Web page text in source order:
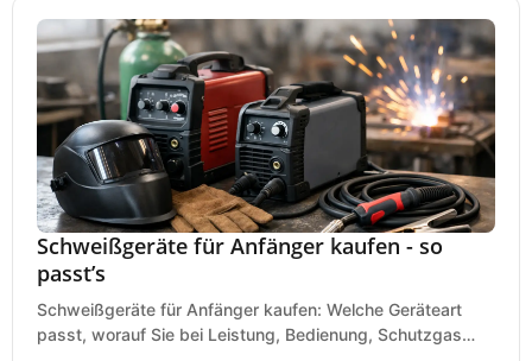
Schweißgeräte für Anfänger kaufen - so
passt’s
Schweißgeräte für Anfänger kaufen: Welche Geräteart
passt, worauf Sie bei Leistung, Bedienung, Schutzgas